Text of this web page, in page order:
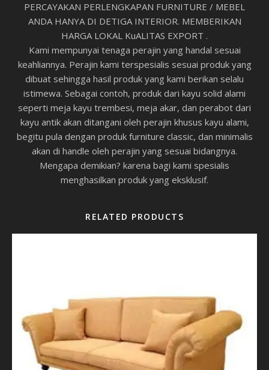
PERCAYAKAN PERLENGKAPAN FURNITURE / MEBEL
ANDA HANYA DI DETIGA INTERIOR. MEMBERIKAN
HARGA LOKAL KuALITAS EXPORT .
Kami mempunyai tenaga perajin yang handal sesuai
keahliannya. Perajin kami terspesialis sesuai produk yang
dibuat sehingga hasil produk yang kami berikan selalu
istimewa. Sebagai contoh, produk dari kayu solid alami
seperti meja kayu trembesi, meja akar, dan perabot dari
kayu antik akan ditangani oleh perajin khusus kayu alami,
begitu pula dengan produk furniture classic, dan minimalis
akan di handle oleh perajin yang sesuai bidangnya.
Mengapa demikian? karena bagi kami spesialis
menghasilkan produk yang eksklusif.
RELATED PRODUCTS